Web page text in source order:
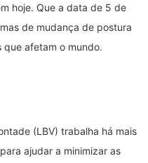
hoje. Que a data de 5 de
de mudança de postura
afetam o mundo.
(LBV) trabalha há mais
ajudar a minimizar as